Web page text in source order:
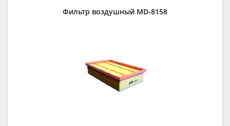
Фильтр воздушный MD-8158